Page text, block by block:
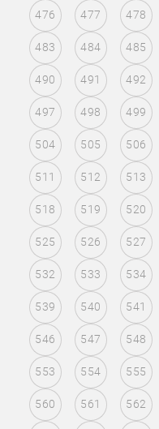
476 477 478
483 484 485
490 491 492
497 498 499
504 505 506
511 512 513
518 519 520
525 526 527
532 533 534
539 540 541
546 547 548
553 554 555
560 561 562